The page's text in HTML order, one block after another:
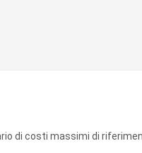
di costi massimi di